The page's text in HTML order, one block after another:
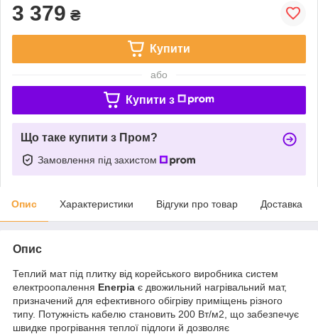
3 379 ₴
Купити
або
Купити з
Що таке купити з Пром?
Замовлення під захистом
Опис Характеристики Відгуки про товар Доставка
Опис
Теплий мат під плитку від корейського виробника систем
електроопалення Enerpia є двожильний нагрівальний мат,
призначений для ефективного обігріву приміщень різного
типу. Потужність кабелю становить 200 Вт/м2, що забезпечує
швидке прогрівання теплої підлоги й дозволяє